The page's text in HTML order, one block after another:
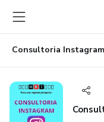
para
o
conteúdo
principal
para
o
pagamento
para
o
rodapéConsultoria Instagram